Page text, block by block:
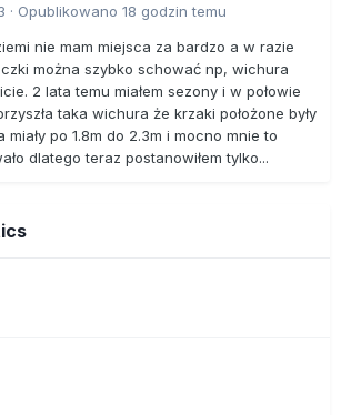
· Opublikowano 18 godzin temu
nie mam miejsca za bardzo a w razie
można szybko schować np, wichura
2 lata temu miałem sezony i w połowie
taka wichura że krzaki położone były
miały po 1.8m do 2.3m i mocno mnie to
dlatego teraz postanowiłem tylko...